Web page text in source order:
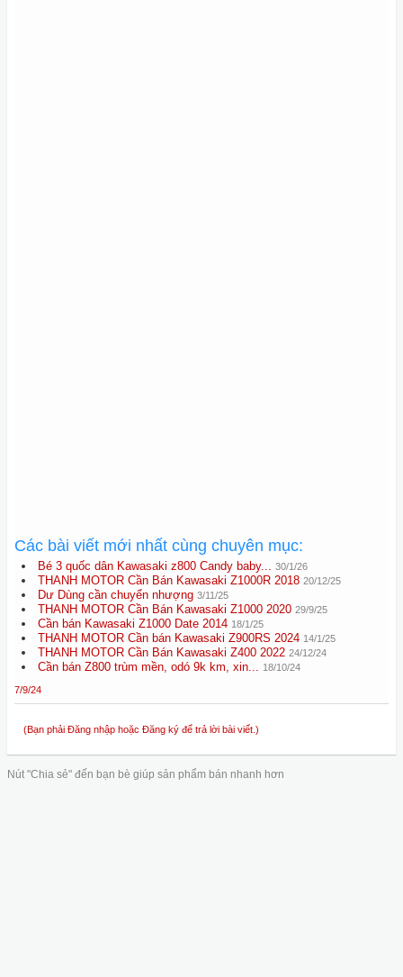
Các bài viết mới nhất cùng chuyên mục:
Bé 3 quốc dân Kawasaki z800 Candy baby... 30/1/26
THANH MOTOR Cần Bán Kawasaki Z1000R 2018 20/12/25
Dư Dùng cần chuyển nhượng 3/11/25
THANH MOTOR Cần Bán Kawasaki Z1000 2020 29/9/25
Cần bán Kawasaki Z1000 Date 2014 18/1/25
THANH MOTOR Cần bán Kawasaki Z900RS 2024 14/1/25
THANH MOTOR Cần Bán Kawasaki Z400 2022 24/12/24
Cần bán Z800 trùm mền, odó 9k km, xin... 18/10/24
7/9/24
(Bạn phải Đăng nhập hoặc Đăng ký để trả lời bài viết.)
Nút "Chia sẻ" đến bạn bè giúp sản phẩm bán nhanh hơn